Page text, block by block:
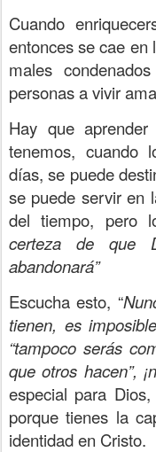
Cuando
entonces se cae en
males
personas a vivir
Hay que
tenemos, cuando
días, se puede
se puede servir en
del tiempo, pero
certeza de que
abandonará”
Escucha esto, “
tienen, es
“tampoco serás
que otros hacen”,
especial para
porque tienes la
identidad en Cristo.